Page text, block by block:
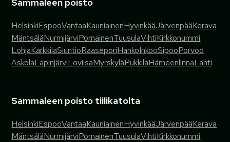
HelsinkiEspooVantaaKauniainenHyvinkääJärvenpääKerava
MäntsäläNurmijärviPornainenTuusulaVihtiKirkkonummi
LohjaKarkkilaSiuntioRaaseporiHankoInkooSipooPorvoo
AskolaLapinjärviLoviisaMyrskyläPukkilaHämeenlinnaLahti
Sammaleen poisto tiilikatolta
HelsinkiEspooVantaaKauniainenHyvinkääJärvenpääKerava
MäntsäläNurmijärviPornainenTuusulaVihtiKirkkonummi